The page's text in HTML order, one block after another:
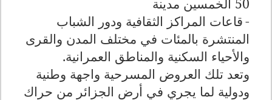
-قاعات المراكز الثقافية ودور الشباب
المنتشرة بالمئات في مختلف المدن والقرى
والأحياء السكنية والمناطق العمرانية.
وتعد تلك العروض المسرحية واجهة وطنية
ودولية لما يجري في أرض الجزائر من حراك